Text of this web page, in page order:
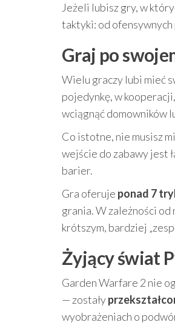
Jeżeli lubisz gry, w
taktyki: od ofensywnych
Graj po
Wielu graczy lubi mieć
pojedynkę, w
wciągnąć domowników
Co istotne, nie musisz
wejście do zabawy jest
barier.
Gra oferuje ponad 7
grania. W zależności
krótszym, bardziej
Żyjący świat
Garden Warfare 2 nie
— zostały
wyobrażeniach o